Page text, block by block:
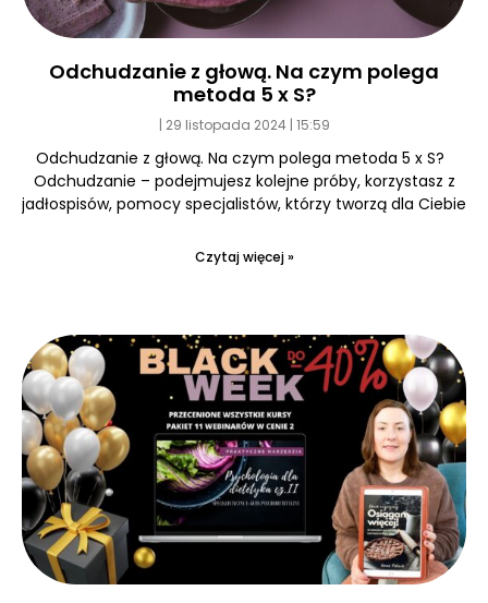
Odchudzanie z głową. Na czym polega
metoda 5 x S?
29 listopada 2024 15:59
Odchudzanie z głową. Na czym polega metoda 5 x S?
Odchudzanie – podejmujesz kolejne próby, korzystasz z
jadłospisów, pomocy specjalistów, którzy tworzą dla Ciebie
Czytaj więcej »